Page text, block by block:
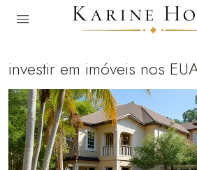
investir em imóveis nos